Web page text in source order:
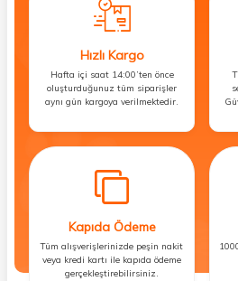
Hızlı Kargo
Hafta içi saat 14:00’ten önce
oluşturduğunuz tüm siparişler
aynı gün kargoya verilmektedir.
Kapıda Ödeme
Tüm alışverişlerinizde peşin nakit
veya kredi kartı ile kapıda ödeme
gerçekleştirebilirsiniz.